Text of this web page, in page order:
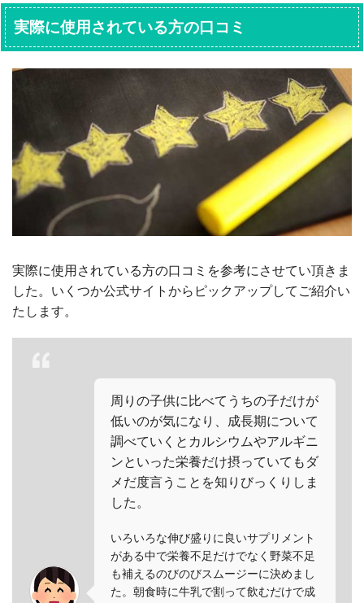
実際に使用されている方の口コミ
実際に使用されている方の口コミを参考にさせてい頂きま
した。いくつか公式サイトからピックアップしてご紹介い
たします。
周りの子供に比べてうちの子だけが
低いのが気になり、成長期について
調べていくとカルシウムやアルギニ
ンといった栄養だけ摂っていてもダ
メだ度言うことを知りびっくりしま
した。
いろいろな伸び盛りに良いサプリメント
がある中で栄養不足だけでなく野菜不足
も補えるのびのびスムージーに決めまし
た。朝食時に牛乳で割って飲むだけで成